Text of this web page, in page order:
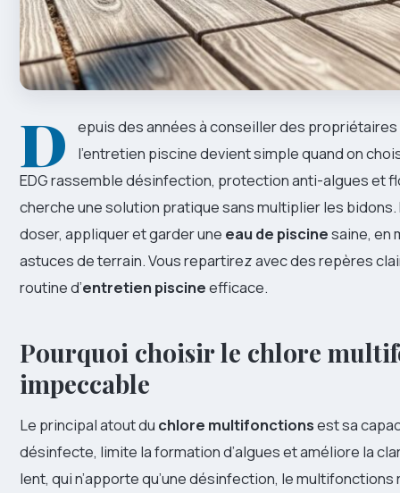
D
epuis des années à conseiller des
l’entretien piscine devient simple quand on
EDG rassemble désinfection, protection anti-algues et
cherche une solution pratique sans multiplier les
doser, appliquer et garder une eau de piscinesaine, en
astuces de terrain. Vous repartirez avec des repères
routine d’entretien piscineefficace.
Pourquoi choisir le chlore
impeccable
Le principal atout du chlore multifonctionsest sa
désinfecte, limite la formation d’algues et améliore la
lent, qui n’apporte qu’une désinfection, le